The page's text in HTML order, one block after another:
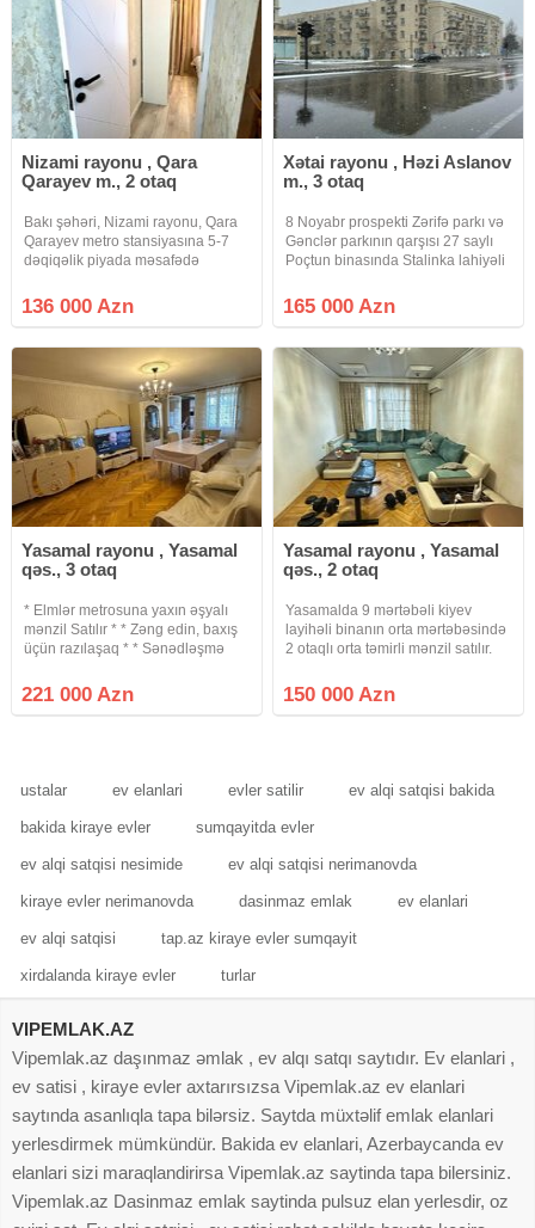
Nizami rayonu , Qara
Qarayev m., 2 otaq
Bakı şəhəri, Nizami rayonu, Qara
Qarayev metro stansiyasına 5-7
dəqiqəlik piyada məsafədə
layihəli binanın 4-cü mərtəbəsində
1 otaqdan 2 otağa ideal şəkildə
136 000 Azn
Xətai rayonu , Həzi Aslanov
m., 3 otaq
8 Noyabr prospekti Zərifə parkı və
Gənclər parkının qarşısı 27 saylı
Poçtun binasında Stalinka lahiyəli
mənzil satılır. Mərtəbəsi: 5/2
Sahəsi: 88 kv.m Otaq: 3 Mənzilin
165 000 Azn
Yasamal rayonu , Yasamal
qəs., 3 otaq
* Elmlər metrosuna yaxın əşyalı
mənzil Satılır * * Zəng edin, baxış
üçün razılaşaq * * Sənədləşmə
şəkildə aparılır * * Binanın tipi :
köhnə tikili (Xruşofka) * Otaq Sayı :
221 000 Azn
Yasamal rayonu , Yasamal
qəs., 2 otaq
Yasamalda 9 mərtəbəli kiyev
layihəli binanın orta mərtəbəsində
2 otaqlı orta təmirli mənzil satılır.
plastik.
150 000 Azn
ustalar ev elanlari evler satilir ev alqi satqisi bakida
bakida kiraye evler sumqayitda evler
ev alqi satqisi nesimide ev alqi satqisi nerimanovda
kiraye evler nerimanovda dasinmaz emlak ev elanlari
ev alqi satqisi tap.az kiraye evler sumqayit
xirdalanda kiraye evler turlar
VIPEMLAK.AZ
Vipemlak.az daşınmaz əmlak , ev alqı satqı saytıdır. Ev elanlari ,
ev satisi , kiraye evler axtarırsızsa Vipemlak.az ev elanlari
saytında asanlıqla tapa bilərsiz. Saytda müxtəlif emlak elanlari
yerlesdirmek mümkündür. Bakida ev elanlari, Azerbaycanda ev
elanlari sizi maraqlandirirsa Vipemlak.az saytinda tapa bilersiniz.
Vipemlak.az Dasinmaz emlak saytinda pulsuz elan yerlesdir, oz